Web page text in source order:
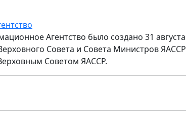
Агентство было создано 31 августа
Совета и Совета Министров ЯАССР
Советом ЯАССР.